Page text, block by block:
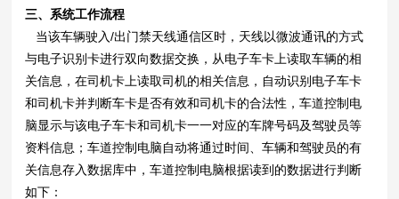
三、系统工作流程
当该车辆驶入/出门禁天线通信区时，天线以微波通讯的方式
与电子识别卡进行双向数据交换，从电子车卡上读取车辆的相
关信息，在司机卡上读取司机的相关信息，自动识别电子车卡
和司机卡并判断车卡是否有效和司机卡的合法性，车道控制电
脑显示与该电子车卡和司机卡一一对应的车牌号码及驾驶员等
资料信息；车道控制电脑自动将通过时间、车辆和驾驶员的有
关信息存入数据库中，车道控制电脑根据读到的数据进行判断
如下：